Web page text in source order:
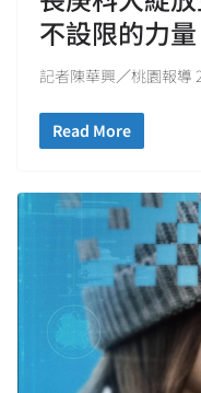
不設限的力量
記者陳華興／桃園報導
Read More